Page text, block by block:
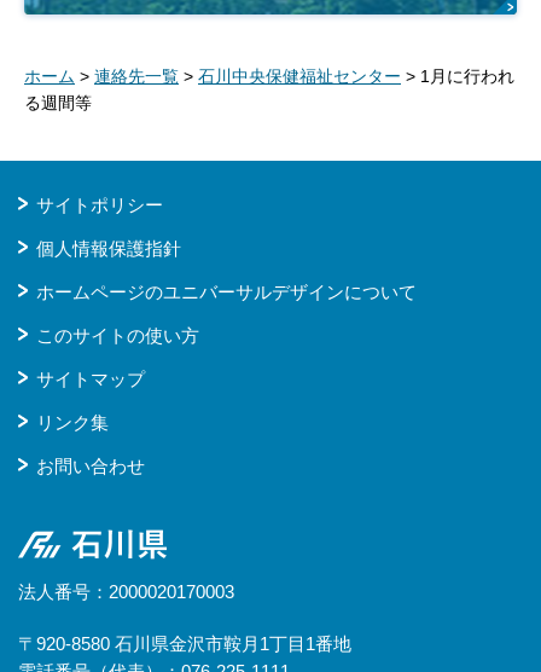
ホーム > 連絡先一覧 > 石川中央保健福祉センター > 1月に行われ
る週間等
サイトポリシー
個人情報保護指針
ホームページのユニバーサルデザインについて
このサイトの使い方
サイトマップ
リンク集
お問い合わせ
石川県
法人番号：2000020170003
〒920-8580 石川県金沢市鞍月1丁目1番地